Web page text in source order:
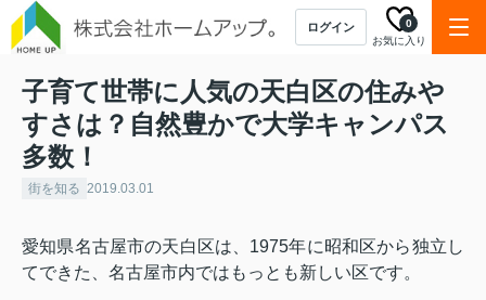
ログイン
お気に入り
0
子育て世帯に人気の天白区の住みや
すさは？自然豊かで大学キャンパス
多数！
街を知る 2019.03.01
愛知県名古屋市の天白区は、 1975年に昭和区から独立し
てできた、名古屋市内ではもっとも新しい区です。